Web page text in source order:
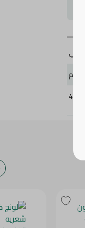
يامي